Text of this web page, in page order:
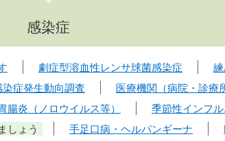
感染症
劇症型溶血性レンサ球菌感染症
症発生動向調査
医療機関（病院・診療
腸炎（ノロウイルス等）
季節性インフ
しょう 手足口病・ヘルパンギーナ